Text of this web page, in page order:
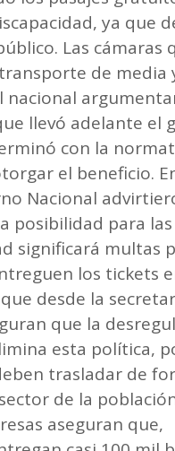
ya que
Las cámaras
de media
nacional
llevó adelante el
con la
el beneficio.
Nacional
posibilidad para
significará multas
los tickets
desde la
que la
esta política,
trasladar de
de la
aseguran que,